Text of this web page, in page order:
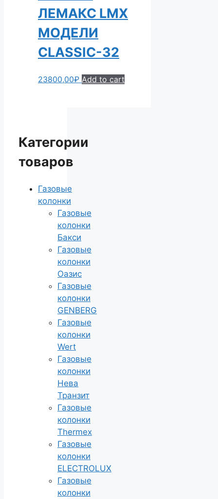
ЛЕМАКС LMX
МОДЕЛИ
CLASSIC-32
23800,00₽ Add to cart
Категории
товаров
Газовые
колонки
Газовые
колонки
Бакси
Газовые
колонки
Оазис
Газовые
колонки
GENBERG
Газовые
колонки
Wert
Газовые
колонки
Нева
Транзит
Газовые
колонки
Thermex
Газовые
колонки
ELECTROLUX
Газовые
колонки